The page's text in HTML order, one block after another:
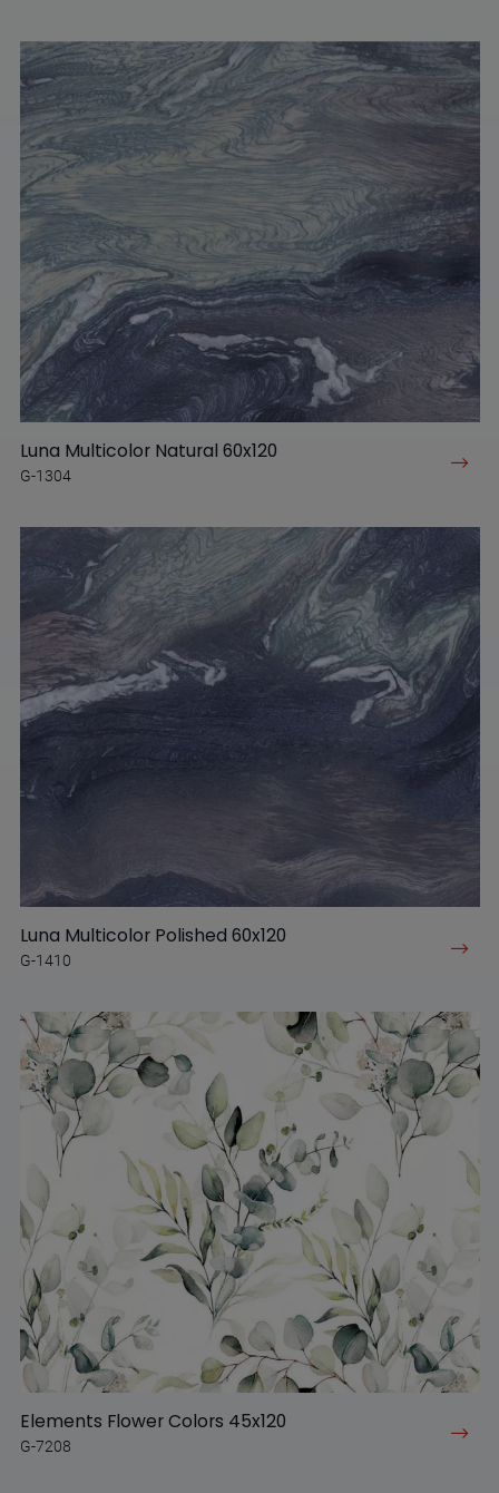
Luna Multicolor Natural 60x120
G-1304
Luna Multicolor Polished 60x120
G-1410
Elements Flower Colors 45x120
G-7208